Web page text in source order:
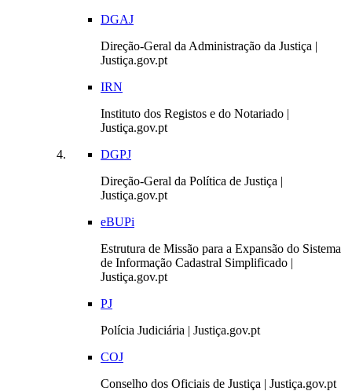
DGAJ
Direção-Geral da Administração da Justiça |
Justiça.gov.pt
IRN
Instituto dos Registos e do Notariado |
Justiça.gov.pt
DGPJ
Direção-Geral da Política de Justiça |
Justiça.gov.pt
eBUPi
Estrutura de Missão para a Expansão do Sistema
de Informação Cadastral Simplificado |
Justiça.gov.pt
PJ
Polícia Judiciária | Justiça.gov.pt
COJ
Conselho dos Oficiais de Justiça | Justiça.gov.pt